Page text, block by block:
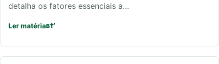
detalha os fatores essenciais a…
Ler matéria